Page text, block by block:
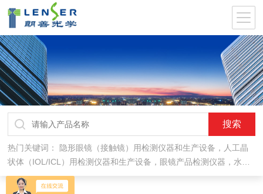
热门关键词： 隐形眼镜（接触镜）用检测仪器和生产设备，人工晶
状体（IOL/ICL）用检测仪器和生产设备，眼镜产品检测仪器，水气
处理环保设备